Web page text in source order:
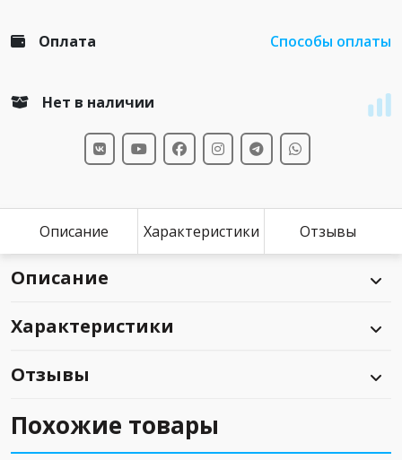
Оплата Способы оплаты
Нет в наличии
Описание Характеристики Отзывы
Описание
Характеристики
Отзывы
Похожие товары